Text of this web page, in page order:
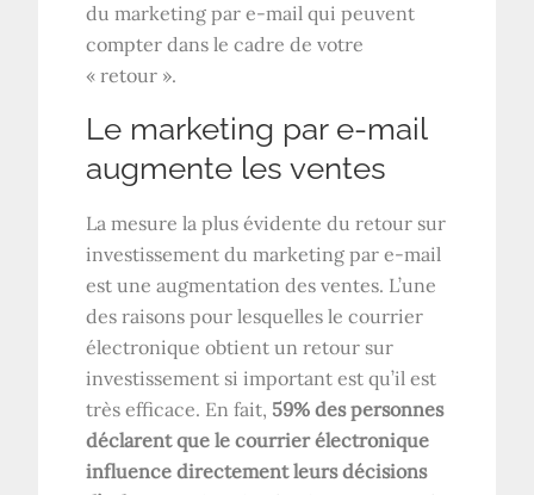
du marketing par e-mail qui peuvent
compter dans le cadre de votre
« retour ».
Le marketing par e-mail
augmente les ventes
La mesure la plus évidente du retour sur
investissement du marketing par e-mail
est une augmentation des ventes. L’une
des raisons pour lesquelles le courrier
électronique obtient un retour sur
investissement si important est qu’il est
très efficace. En fait, 59% des personnes
déclarent que le courrier électronique
influence directement leurs décisions